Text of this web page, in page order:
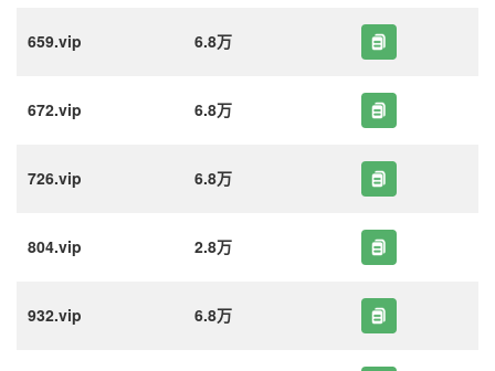
659.vip 6.8万
672.vip 6.8万
726.vip 6.8万
804.vip 2.8万
932.vip 6.8万